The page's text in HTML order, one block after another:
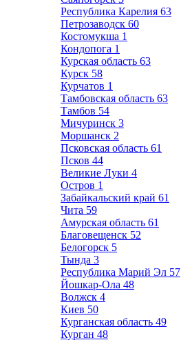
Республика Карелия 63
Петрозаводск 60
Костомукша 1
Кондопога 1
Курская область 63
Курск 58
Курчатов 1
Тамбовская область 63
Тамбов 54
Мичуринск 3
Моршанск 2
Псковская область 61
Псков 44
Великие Луки 4
Остров 1
Забайкальский край 61
Чита 59
Амурская область 61
Благовещенск 52
Белогорск 5
Тында 3
Республика Марий Эл 57
Йошкар-Ола 48
Волжск 4
Киев 50
Курганская область 49
Курган 48